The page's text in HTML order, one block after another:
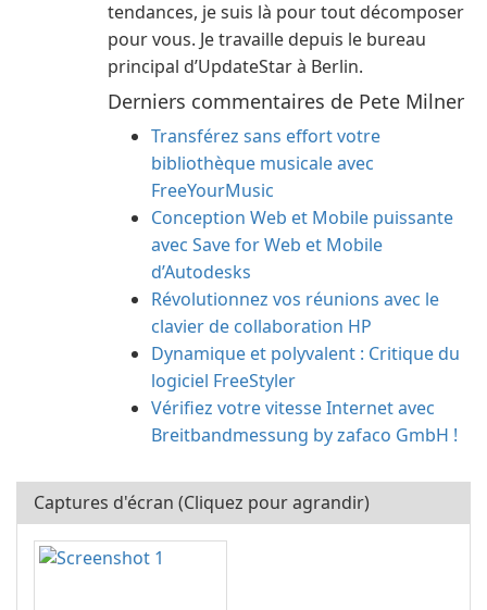
tendances, je suis là pour tout décomposer
pour vous. Je travaille depuis le bureau
principal d’UpdateStar à Berlin.
Derniers commentaires de Pete Milner
Transférez sans effort votre
bibliothèque musicale avec
FreeYourMusic
Conception Web et Mobile puissante
avec Save for Web et Mobile
d’Autodesks
Révolutionnez vos réunions avec le
clavier de collaboration HP
Dynamique et polyvalent : Critique du
logiciel FreeStyler
Vérifiez votre vitesse Internet avec
Breitbandmessung by zafaco GmbH !
Captures d'écran (Cliquez pour agrandir)